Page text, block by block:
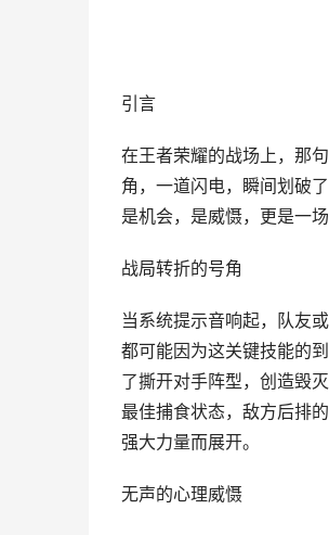
引言
在王者荣耀的战场上，那
角，一道闪电，瞬间划破
是机会，是威慑，更是一
战局转折的号角
当系统提示音响起，队友
都可能因为这关键技能的
了撕开对手阵型，创造毁
最佳捕食状态，敌方后排
强大力量而展开。
无声的心理威慑